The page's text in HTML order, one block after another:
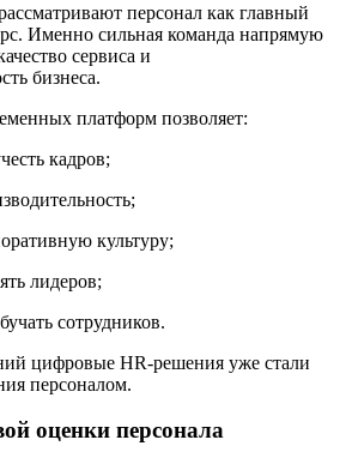
персонал как главный
Именно сильная команда напрямую
сервиса и
бизнеса.
платформ позволяет:
кадров;
культуру;
лидеров;
сотрудников.
цифровые HR-решения уже стали
персоналом.
оценки персонала